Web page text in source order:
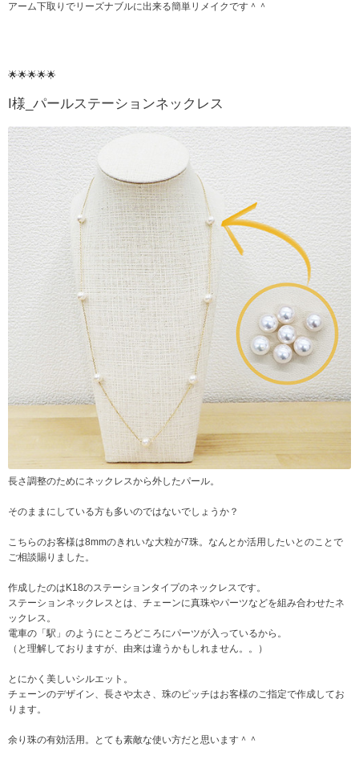
アーム下取りでリーズナブルに出来る簡単リメイクです＾＾
🌟🌟🌟🌟🌟
I様_パールステーションネックレス
長さ調整のためにネックレスから外したパール。
そのままにしている方も多いのではないでしょうか？
こちらのお客様は8mmのきれいな大粒が7珠。なんとか活用したいとのことで
ご相談賜りました。
作成したのはK18のステーションタイプのネックレスです。
ステーションネックレスとは、チェーンに真珠やパーツなどを組み合わせたネ
ックレス。
電車の「駅」のようにところどころにパーツが入っているから。
（と理解しておりますが、由来は違うかもしれません。。）
とにかく美しいシルエット。
チェーンのデザイン、長さや太さ、珠のピッチはお客様のご指定で作成してお
ります。
余り珠の有効活用。とても素敵な使い方だと思います＾＾